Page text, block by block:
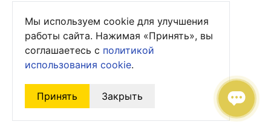
Мы используем cookie для улучшения
работы сайта. Нажимая «Принять», вы
соглашаетесь с политикой
использования cookie.
Принять Закрыть